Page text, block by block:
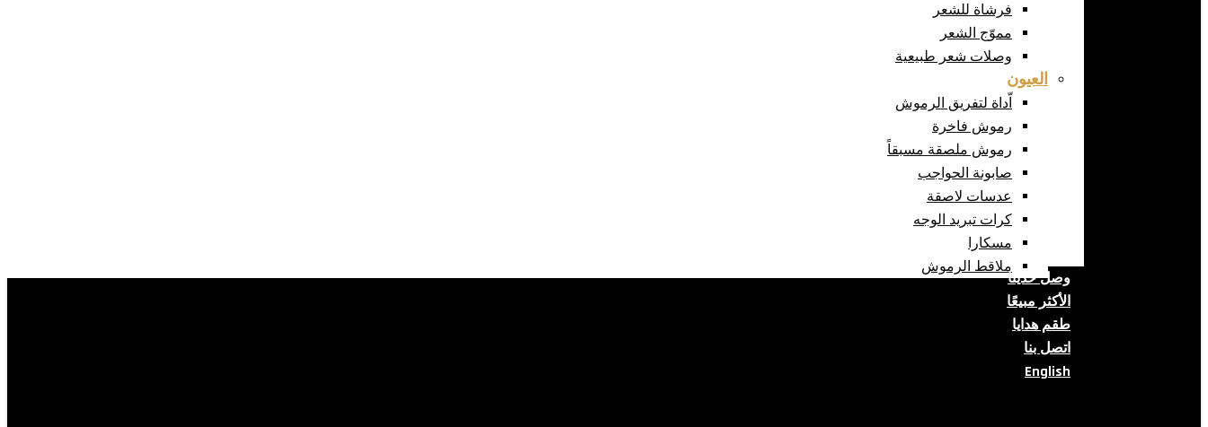
فرشاة للشعر
مموّج الشعر
وصلات شعر طبيعية
العيون
اّداة لتفريق الرموش
رموش فاخرة
رموش ملصقة مسبقاً
صابونة الحواجب
عدسات لاصقة
كرات تبريد الوجه
مسكارا
ملاقط الرموش
وصل حديثا
الأكثر مبيعًا
طقم هدايا
اتصل بنا
English